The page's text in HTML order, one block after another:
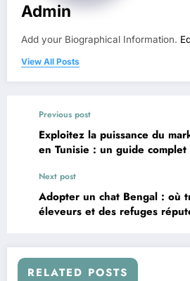
Admin
Add your Biographical Information.
View All Posts
Previous post
Exploitez la puissance du
en Tunisie : un guide complet
Next post
Adopter un chat Bengal : où
éleveurs et des refuges
RELATED POSTS